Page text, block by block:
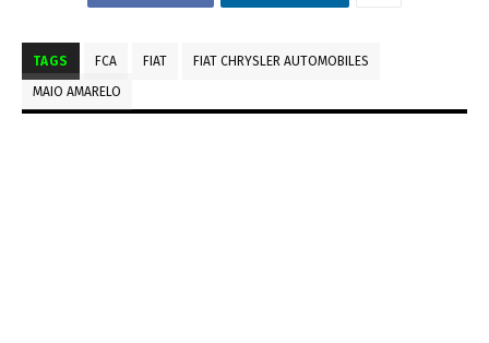
TAGS FCA FIAT
FIAT CHRYSLER AUTOMOBILES
MAIO AMARELO